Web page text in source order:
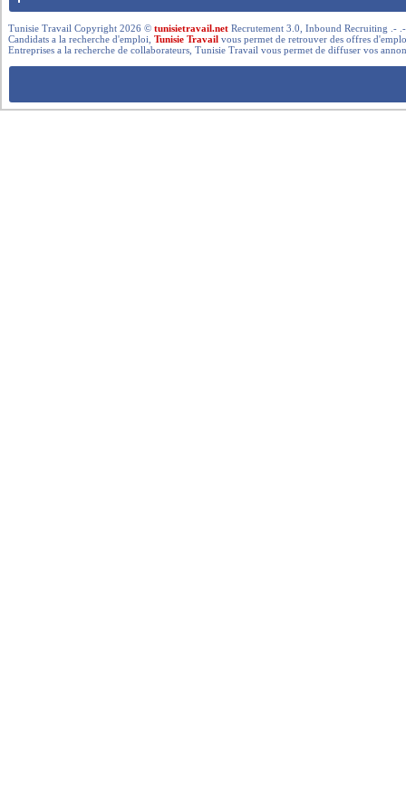
Tunisie Travail Copyright 2026 ©tunisietravail.net Recrutement 3.0, Inbound Recruiting .-
Candidats a la recherche d'emploi,Tunisie Travail vous permet de retrouver des offres
Entreprises a la recherche de collaborateurs, Tunisie Travail vous permet de diffuser vos